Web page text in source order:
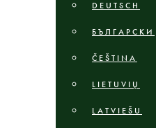
DEUTSCH
БЪЛГАРСКИ
ČEŠTINA
LIETUVIŲ
LATVIEŠU